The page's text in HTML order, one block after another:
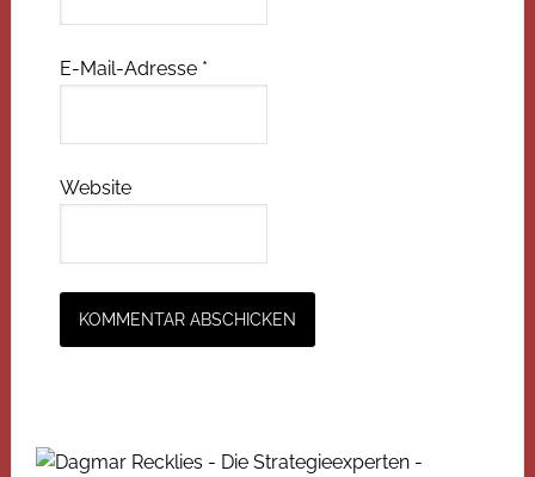
E-Mail-Adresse *
Website